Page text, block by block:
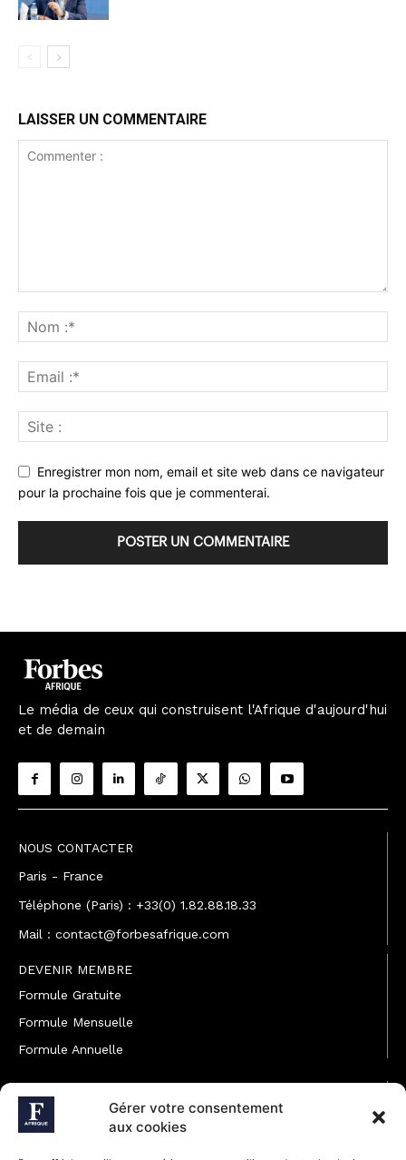
Gérer votre consentement
aux cookies
LAISSER UN COMMENTAIRE
Enregistrer mon nom, email et site web dans ce navigateur
pour la prochaine fois que je commenterai.
Le média de ceux qui construisent l'Afrique d'aujourd'hui
et de demain
NOUS CONTACTER
Paris - France
Téléphone (Paris) : +33(0) 1.82.88.18.33
Mail : contact@forbesafrique.com
DEVENIR MEMBRE
Formule Gratuite
Formule Mensuelle
Formule Annuelle
JOINDRE L'ÉQUIPE
Rédaction